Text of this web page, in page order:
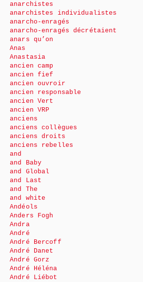
anarchistes
anarchistes individualistes
anarcho-enragés
anarcho-enragés décrétaient
anars qu’on
Anas
Anastasia
ancien camp
ancien fief
ancien ouvroir
ancien responsable
ancien Vert
ancien VRP
anciens
anciens collègues
anciens droits
anciens rebelles
and
and Baby
and Global
and Last
and The
and white
Andéols
Anders Fogh
Andra
André
André Bercoff
André Danet
André Gorz
André Héléna
André Liébot